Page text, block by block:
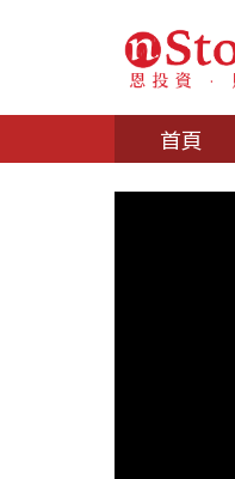
首頁